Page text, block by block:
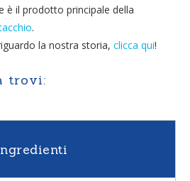
è il prodotto principale della
.
la nostra storia, clicca qui!
trovi: